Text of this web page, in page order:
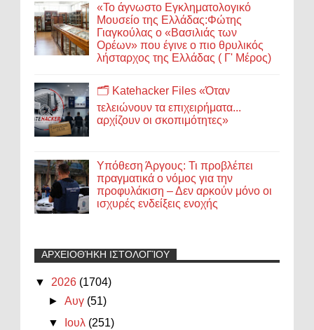
«Το άγνωστο Εγκληματολογικό
Μουσείο της Ελλάδας:Φώτης
Γιαγκούλας ο «Βασιλιάς των
Ορέων» που έγινε ο πιο θρυλικός
λήσταρχος της Ελλάδας ( Γ' Μέρος)
🗂️ Katehacker Files «Όταν
τελειώνουν τα επιχειρήματα...
αρχίζουν οι σκοπιμότητες»
Υπόθεση Άργους: Τι προβλέπει
πραγματικά ο νόμος για την
προφυλάκιση – Δεν αρκούν μόνο οι
ισχυρές ενδείξεις ενοχής
ΑΡΧΕΙΟΘΉΚΗ ΙΣΤΟΛΟΓΊΟΥ
▼ 2026 (1704)
►Αυγ (51)
▼
Ιουλ (251)